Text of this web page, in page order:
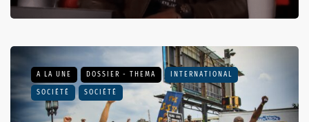
A LA UNE DOSSIER - THEMA INTERNATIONAL
SOCIÉTÉ SOCIÉTÉ